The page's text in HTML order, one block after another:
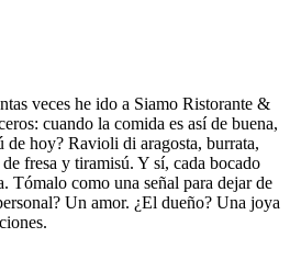
veces he ido a Siamo Ristorante &
cuando la comida es así de buena,
de hoy? Ravioli di aragosta, burrata,
fresa y tiramisú. Y sí, cada bocado
Tómalo como una señal para dejar de
Un amor. ¿El dueño? Una joya